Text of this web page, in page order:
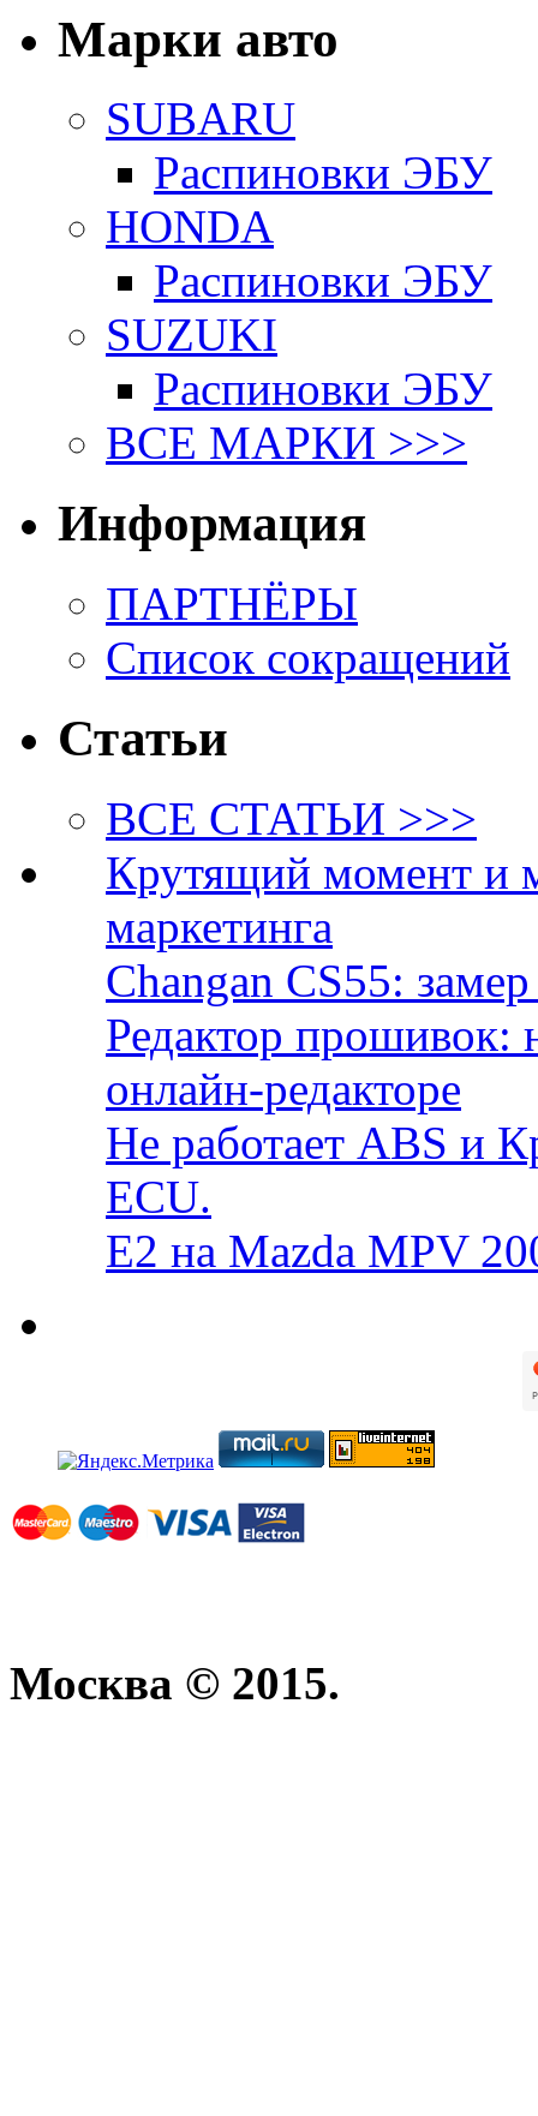
Марки авто
SUBARU
Распиновки ЭБУ
HONDA
Распиновки ЭБУ
SUZUKI
Распиновки ЭБУ
ВСЕ МАРКИ >>>
Информация
ПАРТНЁРЫ
Список сокращений
Статьи
ВСЕ СТАТЬИ >>>
Крутящий момент и
маркетинга
Changan CS55:
Редактор прошивок:
онлайн-редакторе
Не работает ABS и
ECU.
E2 на Mazda MPV
Москва © 2015.